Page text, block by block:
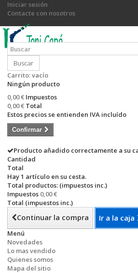
Iniciar sesión
Contacte con nosotros
Llámanos ahora:
Buscar
Carrito:vacío
Ningún producto
0,00 € Impuestos
0,00 € Total
Estos precios se entienden IVA incluído
Confirmar
Producto añadido correctamente a su
Cantidad
Total
Hay 1 artículo en su cesta.
Total productos: (impuestos inc.)
Impuestos 0,00 €
Total (impuestos inc.)
Continuar la compra Ir a la caja
Menú
Novedades
Lo mas vendido
Quienes somos
Mapa del sitio